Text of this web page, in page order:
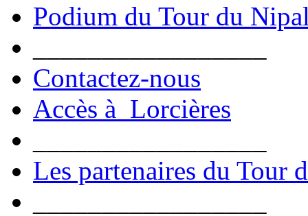
Podium du Tour du
Contactez-nous
Accès à Lorcières
Les partenaires du Tour